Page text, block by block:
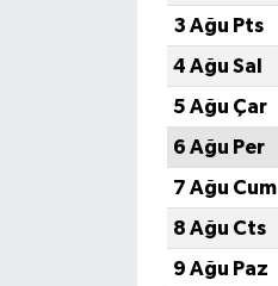
3 Ağu Pts
4 Ağu Sal
5 Ağu Çar
6 Ağu Per
7 Ağu Cum
8 Ağu Cts
9 Ağu Paz